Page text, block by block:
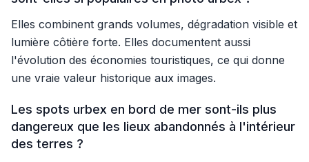
Elles combinent grands volumes, dégradation visible et
lumière côtière forte. Elles documentent aussi
l'évolution des économies touristiques, ce qui donne
une vraie valeur historique aux images.
Les spots urbex en bord de mer sont-ils plus
dangereux que les lieux abandonnés à l'intérieur
des terres ?